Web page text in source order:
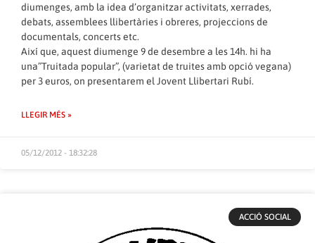
diumenges, amb la idea d’organitzar activitats, xerrades,
debats, assemblees llibertàries i obreres, projeccions de
documentals, concerts etc.
Així que, aquest diumenge 9 de desembre a les 14h. hi ha
una”Truitada popular”, (varietat de truites amb opció vegana)
per 3 euros, on presentarem el Jovent Llibertari Rubí.
LLEGIR MÉS »
05/12/2012 - 18:32:28
ACCIÓ SOCIAL